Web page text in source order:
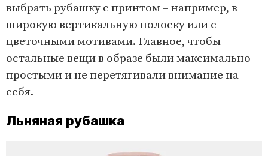
выбрать рубашку с принтом – например, в
широкую вертикальную полоску или с
цветочными мотивами. Главное, чтобы
остальные вещи в образе были максимально
простыми и не перетягивали внимание на
себя.
Льняная рубашка